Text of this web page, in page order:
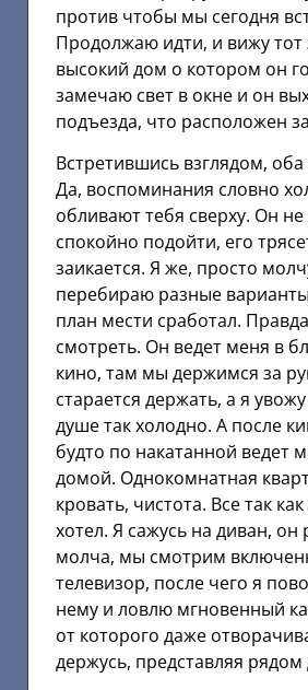
против чтобы мы сегодня
Продолжаю идти, и вижу тот
высокий дом о котором он
замечаю свет в окне и он
подъезда, что расположен
Встретившись взглядом,
Да, воспоминания словно
обливают тебя сверху. Он
спокойно подойти, его
заикается. Я же, просто
перебираю разные
план мести сработал.
смотреть. Он ведет меня в
кино, там мы держимся за
старается держать, а я
душе так холодно. А после
будто по накатанной ведет
домой. Однокомнатная
кровать, чистота. Все так
хотел. Я сажусь на диван, он
молча, мы смотрим
телевизор, после чего я
нему и ловлю мгновенный
от которого даже
держусь, представляя рядом